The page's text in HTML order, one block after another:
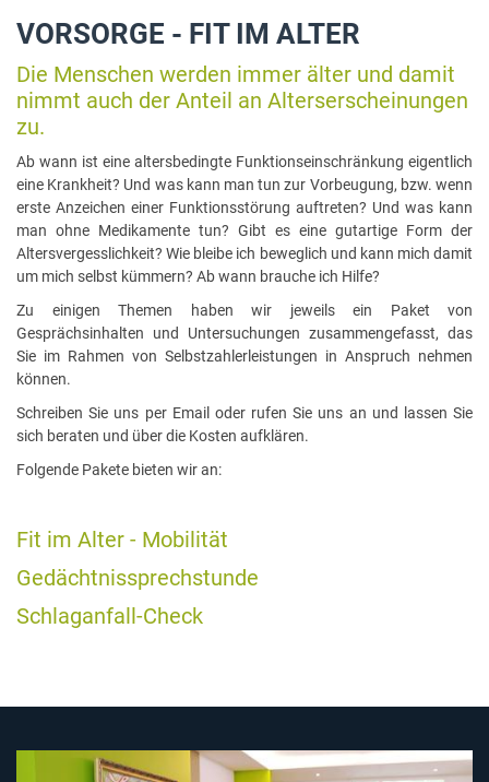
VORSORGE - FIT IM ALTER
Die Menschen werden immer älter und damit
nimmt auch der Anteil an Alterserscheinungen
zu.
Ab wann ist eine altersbedingte Funktionseinschränkung eigentlich
eine Krankheit? Und was kann man tun zur Vorbeugung, bzw. wenn
erste Anzeichen einer Funktionsstörung auftreten? Und was kann
man ohne Medikamente tun? Gibt es eine gutartige Form der
Altersvergesslichkeit? Wie bleibe ich beweglich und kann mich damit
um mich selbst kümmern? Ab wann brauche ich Hilfe?
Zu einigen Themen haben wir jeweils ein Paket von
Gesprächsinhalten und Untersuchungen zusammengefasst, das
Sie im Rahmen von Selbstzahlerleistungen in Anspruch nehmen
können.
Schreiben Sie uns per Email oder rufen Sie uns an und lassen Sie
sich beraten und über die Kosten aufklären.
Folgende Pakete bieten wir an:
Fit im Alter - Mobilität
Gedächtnissprechstunde
Schlaganfall-Check